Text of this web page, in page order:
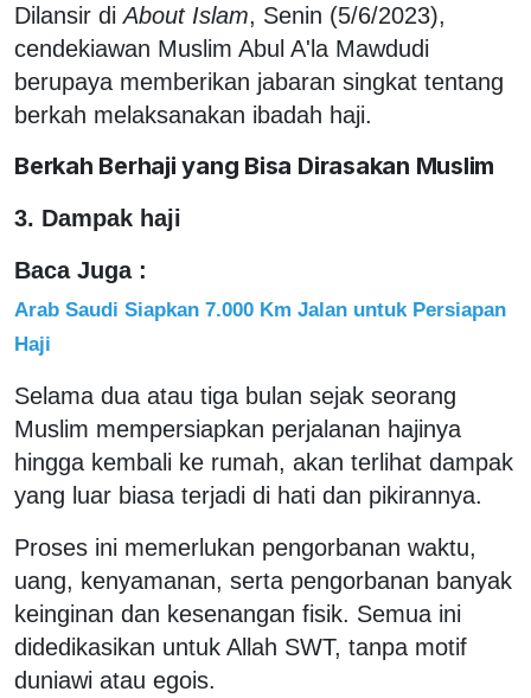
Dilansir diAbout Islam, Senin (5/6/2023),
cendekiawan Muslim Abul A'la Mawdudi
berupaya memberikan jabaran singkat tentang
berkah melaksanakan ibadah haji.
Berkah Berhaji yang Bisa Dirasakan Muslim
3. Dampak haji
Baca Juga :
Arab Saudi Siapkan 7.000 Km Jalan untuk Persiapan
Haji
Selama dua atau tiga bulan sejak seorang
Muslim mempersiapkan perjalanan hajinya
hingga kembali ke rumah, akan terlihat dampak
yang luar biasa terjadi di hati dan pikirannya.
Proses ini memerlukan pengorbanan waktu,
uang, kenyamanan, serta pengorbanan banyak
keinginan dan kesenangan fisik. Semua ini
didedikasikan untuk Allah SWT, tanpa motif
duniawi atau egois.